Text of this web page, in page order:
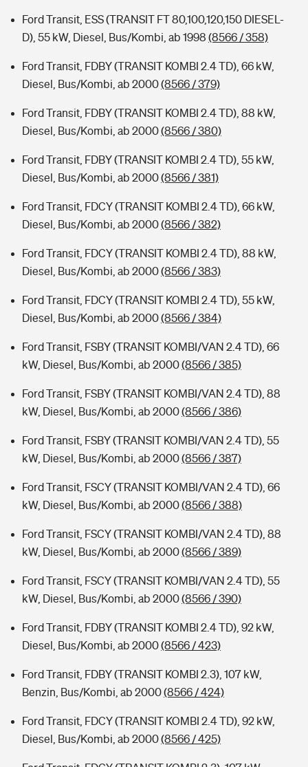
Ford Transit, ESS (TRANSIT FT 80,100,120,150 DIESEL-
D), 55 kW, Diesel, Bus/Kombi, ab 1998 (8566 / 358)
Ford Transit, FDBY (TRANSIT KOMBI 2.4 TD), 66 kW,
Diesel, Bus/Kombi, ab 2000(8566 / 379)
Ford Transit, FDBY (TRANSIT KOMBI 2.4 TD), 88 kW,
Diesel, Bus/Kombi, ab 2000(8566 / 380)
Ford Transit, FDBY (TRANSIT KOMBI 2.4 TD), 55 kW,
Diesel, Bus/Kombi, ab 2000(8566 / 381)
Ford Transit, FDCY (TRANSIT KOMBI 2.4 TD), 66 kW,
Diesel, Bus/Kombi, ab 2000(8566 / 382)
Ford Transit, FDCY (TRANSIT KOMBI 2.4 TD), 88 kW,
Diesel, Bus/Kombi, ab 2000(8566 / 383)
Ford Transit, FDCY (TRANSIT KOMBI 2.4 TD), 55 kW,
Diesel, Bus/Kombi, ab 2000(8566 / 384)
Ford Transit, FSBY (TRANSIT KOMBI/VAN 2.4 TD), 66
kW, Diesel, Bus/Kombi, ab 2000(8566 / 385)
Ford Transit, FSBY (TRANSIT KOMBI/VAN 2.4 TD), 88
kW, Diesel, Bus/Kombi, ab 2000(8566 / 386)
Ford Transit, FSBY (TRANSIT KOMBI/VAN 2.4 TD), 55
kW, Diesel, Bus/Kombi, ab 2000(8566 / 387)
Ford Transit, FSCY (TRANSIT KOMBI/VAN 2.4 TD), 66
kW, Diesel, Bus/Kombi, ab 2000(8566 / 388)
Ford Transit, FSCY (TRANSIT KOMBI/VAN 2.4 TD), 88
kW, Diesel, Bus/Kombi, ab 2000(8566 / 389)
Ford Transit, FSCY (TRANSIT KOMBI/VAN 2.4 TD), 55
kW, Diesel, Bus/Kombi, ab 2000(8566 / 390)
Ford Transit, FDBY (TRANSIT KOMBI 2.4 TD), 92 kW,
Diesel, Bus/Kombi, ab 2000(8566 / 423)
Ford Transit, FDBY (TRANSIT KOMBI 2.3), 107 kW,
Benzin, Bus/Kombi, ab 2000(8566 / 424)
Ford Transit, FDCY (TRANSIT KOMBI 2.4 TD), 92 kW,
Diesel, Bus/Kombi, ab 2000(8566 / 425)